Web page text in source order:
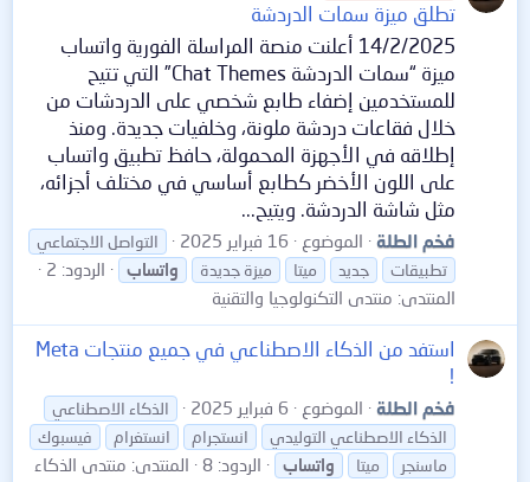
تطلق ميزة سمات الدردشة
14/2/2025 أعلنت منصة المراسلة الفورية واتساب
ميزة “سمات الدردشة Chat Themes” التي تتيح
للمستخدمين إضفاء طابع شخصي على الدردشات من
خلال فقاعات دردشة ملونة، وخلفيات جديدة. ومنذ
إطلاقه في الأجهزة المحمولة، حافظ تطبيق واتساب
على اللون الأخضر كطابع أساسي في مختلف أجزائه،
مثل شاشة الدردشة. ويتيح...
فخم الطلة الموضوع 16 فبراير 2025
التواصل الاجتماعي
تطبيقات
جديد ميتا ميزة جديدة واتساب
الردود: 2
المنتدى: منتدى التكنولوجيا والتقنية
استفد من الذكاء الاصطناعي في جميع منتجات Meta
!
فخم الطلة الموضوع 6 فبراير 2025
الذكاء الاصطناعي
الذكاء الاصطناعي التوليدي
انستجرام انستغرام
فيسبوك
ماسنجر
ميتا واتساب الردود: 8 المنتدى: منتدى الذكاء